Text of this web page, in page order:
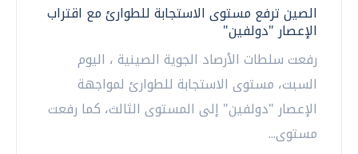
الصين ترفع مستوى الاستجابة للطوارئ مع اقتراب
الإعصار "دولفين"
رفعت سلطات الأرصاد الجوية الصينية ، اليوم
السبت، مستوى الاستجابة للطوارئ لمواجهة
الإعصار "دولفين" إلى المستوى الثالث، كما رفعت
مستوى...